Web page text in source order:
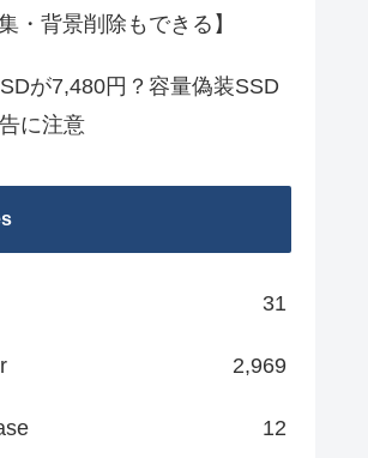
・背景削除もできる】
が7,480円？容量偽装SSD
に注意
31
2,969
12